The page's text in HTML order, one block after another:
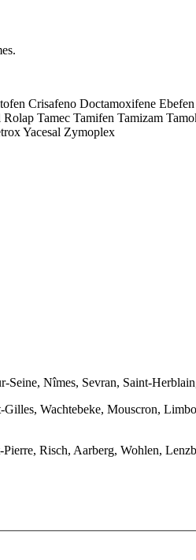
Crisafeno Doctamoxifene
Tamec Tamifen Tamizam
Yacesal Zymoplex
Nîmes, Sevran, Saint-
Wachtebeke, Mouscron,
Risch, Aarberg, Wohlen,